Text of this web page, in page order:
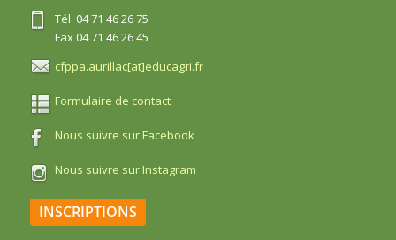
Tél. 04 71 46 26 75
Fax 04 71 46 26 45
cfppa.aurillac[at]educagri.fr
Formulaire de contact
Nous suivre sur Facebook
Nous suivre sur Instagram
INSCRIPTIONS